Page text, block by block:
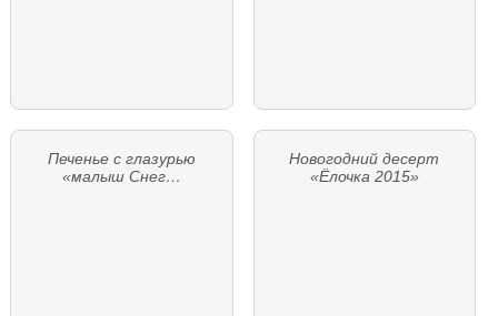
Печенье с глазурью
«малыш Снег…
Новогодний десерт
«Ёлочка 2015»